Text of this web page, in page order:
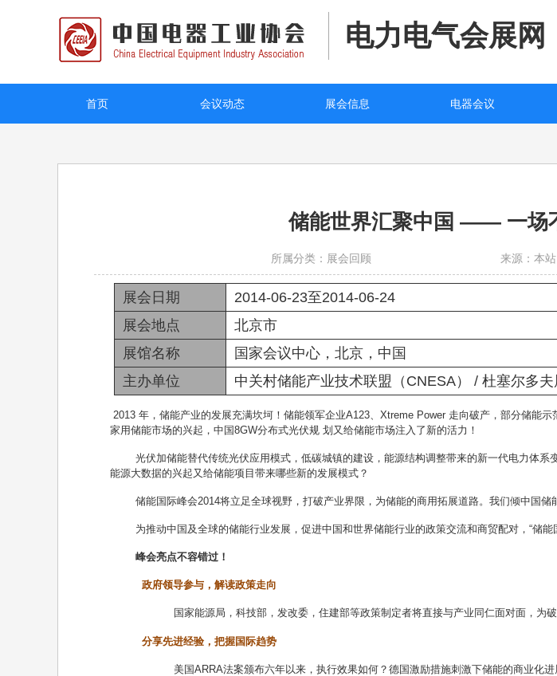
电力电气会展网
首页 会议动态 展会信息 电器会议
储能世界汇聚中国 —— 一场
所属分类：展会回顾 来源：本站
展会日期
2014-06-23至2014-06-24
展会地点
北京市
展馆名称
国家会议中心，北京，中国
主办单位
中关村储能产业技术联盟（CNESA） / 杜塞尔多夫
2013 年，储能产业的发展充满坎坷！储能领军企业A123、 Xtreme Power 走向破产，部分储能示
家用储能市场的兴起，中国8GW分布式光伏规 划又给储能市场注入了新的活力！
光伏加储能替代传统光伏应用模式，低碳城镇的建设，能源结构调整带来的新一代电力体系
能源大数据的兴起又给储能项目带来哪些新的发展模式？
储能国际峰会2014将立足全球视野，打破产业界限，为储能的商用拓展道路。我们倾中国
为推动中国及全球的储能行业发展，促进中国和世界储能行业的政策交流和商贸配对， “储能
峰会亮点不容错过！
政府领导参与，解读政策走向
国家能源局，科技部，发改委，住建部等政策制定者将直接与产业同仁面对面，为
分享先进经验，把握国际趋势
美国ARRA法案颁布六年以来，执行效果如何？德国激励措施刺激下储能的商业化